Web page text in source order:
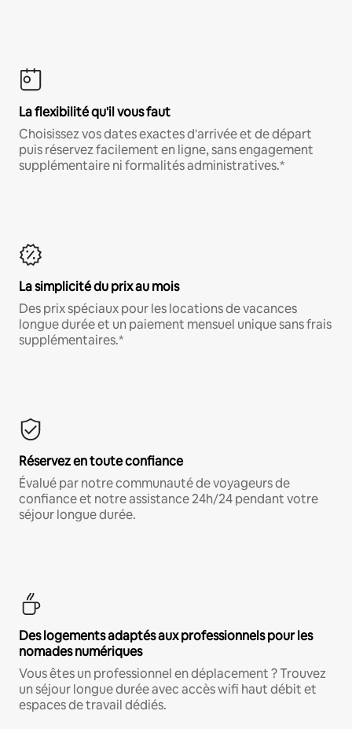
La flexibilité qu'il vous faut
Choisissez vos dates exactes d'arrivée et de départ
puis réservez facilement en ligne, sans engagement
supplémentaire ni formalités administratives.*
La simplicité du prix au mois
Des prix spéciaux pour les locations de vacances
longue durée et un paiement mensuel unique sans frais
supplémentaires.*
Réservez en toute confiance
Évalué par notre communauté de voyageurs de
confiance et notre assistance 24h/24 pendant votre
séjour longue durée.
Des logements adaptés aux professionnels pour les
nomades numériques
Vous êtes un professionnel en déplacement ? Trouvez
un séjour longue durée avec accès wifi haut débit et
espaces de travail dédiés.